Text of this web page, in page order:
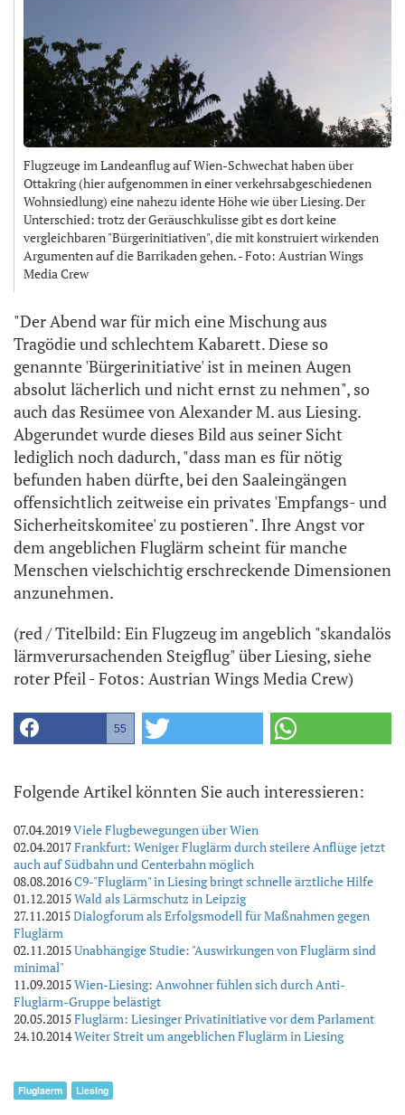
Flugzeuge im Landeanflug auf Wien-Schwechat haben über
Ottakring (hier aufgenommen in einer verkehrsabgeschiedenen
Wohnsiedlung) eine nahezu idente Höhe wie über Liesing. Der
Unterschied: trotz der Geräuschkulisse gibt es dort keine
vergleichbaren "Bürgerinitiativen", die mit konstruiert wirkenden
Argumenten auf die Barrikaden gehen. - Foto: Austrian Wings
Media Crew
"Der Abend war für mich eine Mischung aus
Tragödie und schlechtem Kabarett. Diese so
genannte 'Bürgerinitiative' ist in meinen Augen
absolut lächerlich und nicht ernst zu nehmen", so
auch das Resümee von Alexander M. aus Liesing.
Abgerundet wurde dieses Bild aus seiner Sicht
lediglich noch dadurch, "dass man es für nötig
befunden haben dürfte, bei den Saaleingängen
offensichtlich zeitweise ein privates 'Empfangs- und
Sicherheitskomitee' zu postieren". Ihre Angst vor
dem angeblichen Fluglärm scheint für manche
Menschen vielschichtig erschreckende Dimensionen
anzunehmen.
(red / Titelbild: Ein Flugzeug im angeblich "skandalös
lärmverursachenden Steigflug" über Liesing, siehe
roter Pfeil - Fotos: Austrian Wings Media Crew)
55
Folgende Artikel könnten Sie auch interessieren:
07.04.2019Viele Flugbewegungen über Wien
02.04.2017Frankfurt: Weniger Fluglärm durch steilere Anflüge jetzt
auch auf Südbahn und Centerbahn möglich
08.08.2016C9-"Fluglärm" in Liesing bringt schnelle ärztliche Hilfe
01.12.2015Wald als Lärmschutz in Leipzig
27.11.2015Dialogforum als Erfolgsmodell für Maßnahmen gegen
Fluglärm
02.11.2015Unabhängige Studie: "Auswirkungen von Fluglärm sind
minimal"
11.09.2015Wien-Liesing: Anwohner fühlen sich durch Anti-
Fluglärm-Gruppe belästigt
20.05.2015Fluglärm: Liesinger Privatinitiative vor dem Parlament
24.10.2014Weiter Streit um angeblichen Fluglärm in Liesing
Fluglaerm Liesing